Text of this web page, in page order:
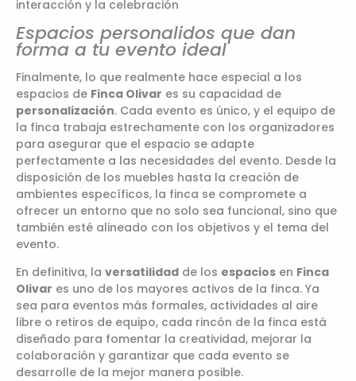
interacción y la celebración
Espacios personalidos que dan
forma a tu evento ideal
Finalmente, lo que realmente hace especial a los
espacios de Finca Olivar es su capacidad de
personalización. Cada evento es único, y el equipo de
la finca trabaja estrechamente con los organizadores
para asegurar que el espacio se adapte
perfectamente a las necesidades del evento. Desde la
disposición de los muebles hasta la creación de
ambientes específicos, la finca se compromete a
ofrecer un entorno que no solo sea funcional, sino que
también esté alineado con los objetivos y el tema del
evento.
En definitiva, la versatilidad de los espacios en Finca
Olivar es uno de los mayores activos de la finca. Ya
sea para eventos más formales, actividades al aire
libre o retiros de equipo, cada rincón de la finca está
diseñado para fomentar la creatividad, mejorar la
colaboración y garantizar que cada evento se
desarrolle de la mejor manera posible.